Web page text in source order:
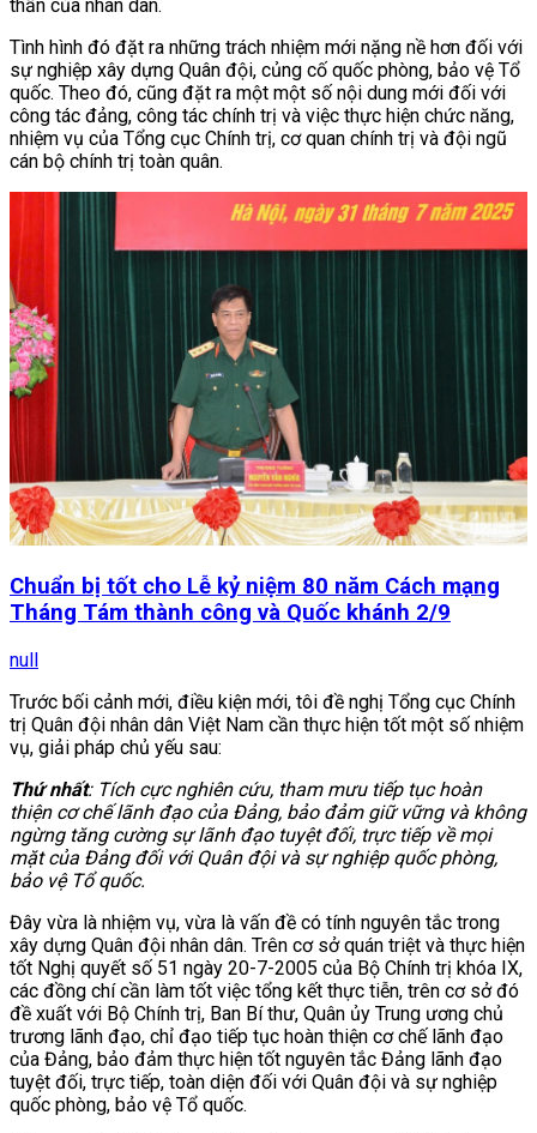
thần của nhân dân.
Tình hình đó đặt ra những trách nhiệm mới nặng nề hơn đối với
sự nghiệp xây dựng Quân đội, củng cố quốc phòng, bảo vệ Tổ
quốc. Theo đó, cũng đặt ra một một số nội dung mới đối với
công tác đảng, công tác chính trị và việc thực hiện chức năng,
nhiệm vụ của Tổng cục Chính trị, cơ quan chính trị và đội ngũ
cán bộ chính trị toàn quân.
Chuẩn bị tốt cho Lễ kỷ niệm 80 năm Cách mạng
Tháng Tám thành công và Quốc khánh 2/9
null
Trước bối cảnh mới, điều kiện mới, tôi đề nghị Tổng cục Chính
trị Quân đội nhân dân Việt Nam cần thực hiện tốt một số nhiệm
vụ, giải pháp chủ yếu sau:
Thứ nhất: Tích cực nghiên cứu, tham mưu tiếp tục hoàn
thiện cơ chế lãnh đạo của Đảng, bảo đảm giữ vững và không
ngừng tăng cường sự lãnh đạo tuyệt đối, trực tiếp về mọi
mặt của Đảng đối với Quân đội và sự nghiệp quốc phòng,
bảo vệ Tổ quốc.
Đây vừa là nhiệm vụ, vừa là vấn đề có tính nguyên tắc trong
xây dựng Quân đội nhân dân. Trên cơ sở quán triệt và thực hiện
tốt Nghị quyết số 51 ngày 20-7-2005 của Bộ Chính trị khóa IX,
các đồng chí cần làm tốt việc tổng kết thực tiễn, trên cơ sở đó
đề xuất với Bộ Chính trị, Ban Bí thư, Quân ủy Trung ương chủ
trương lãnh đạo, chỉ đạo tiếp tục hoàn thiện cơ chế lãnh đạo
của Đảng, bảo đảm thực hiện tốt nguyên tắc Đảng lãnh đạo
tuyệt đối, trực tiếp, toàn diện đối với Quân đội và sự nghiệp
quốc phòng, bảo vệ Tổ quốc.